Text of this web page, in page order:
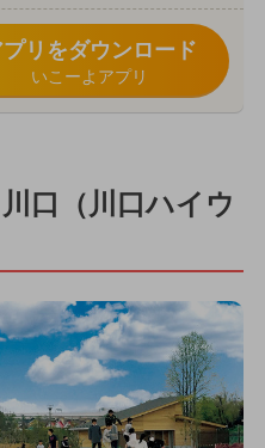
プリをダウンロード
いこーよアプリ
口（川口ハイウ